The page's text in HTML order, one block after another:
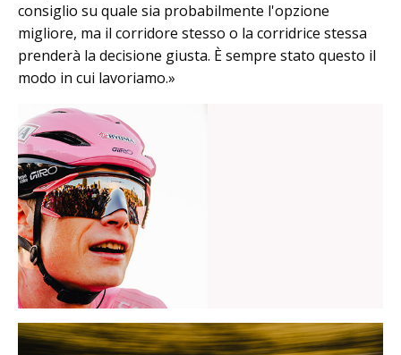
consiglio su quale sia probabilmente l'opzione
migliore, ma il corridore stesso o la corridrice stessa
prenderà la decisione giusta. È sempre stato questo il
modo in cui lavoriamo.»